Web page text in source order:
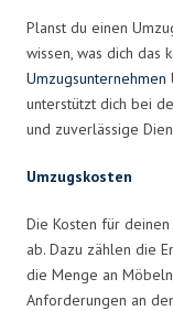
Planst du einen
wissen, was dich das
Umzugsunternehmen
unterstützt dich bei
und zuverlässige
Umzugskosten
Die Kosten für
ab. Dazu zählen die
die Menge an
Anforderungen an